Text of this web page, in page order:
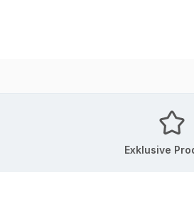
Exklusive